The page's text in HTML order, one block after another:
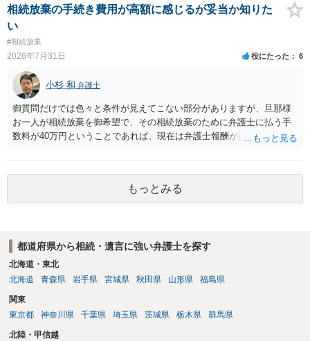
してください。 質問２について 請求棄却を求める答弁書を提出すれ
ば、第１回期日は出席する必要がありません。その日は差支え（用事
はないので、ｍｉｎｔｓでの提出の必要は無いと思います。郵送（期
限までに届けばよい）で十分です。 詳細は、書面記載の裁判所書記官
にお問い合わせください。 以上、ご参考まで。
相続放棄の手続き費用が高額に感じるが妥当か知りた
い
#相続放棄
2026年7月31日 役にたった 6
小杉 和 弁護士
御質問だけでは色々と条件が見えてこない部分がありますが、旦那様
お一人が相続放棄を御希望で、その相続放棄のために弁護士に払う手
数料が40万円ということであれば、現在は弁護士報酬が自由化されて
です。 ただ、弁護士に払う手数料とは別に戸籍の用意に一定の実費が
かかることになりますので、その費用も支払うべきものとして頭に置
いておいてください。 話を元に戻して、弁護士に対する手数料です
が、旦那様の収入や財産にもよりますが、法テラスに御連絡なさって
らい（希望者が多く予約できてもしばらく先になる）ようですので、
比較的短い熟慮期間のことを考えると、来週早々すぐにでも御連絡す
る方が良いでしょう。 もし法テラスが御利用になれない、あるいは時
（WEB等で）、問い合わせてみることです。相続を扱う弁護士でも相
続放棄は比較的安価な手数料でのお仕事になるのであまり前向きに受
けてくれないところもあるようです。 複数の法律事務所に聞いて（相
もっとみる
都道府県から相続・遺言に強い弁護士を探す
北海道・東北
北海道
青森県 岩手県 宮城県 秋田県 山形県 福島県
関東
東京都
神奈川県 千葉県 埼玉県 茨城県 栃木県 群馬県
北陸・甲信越